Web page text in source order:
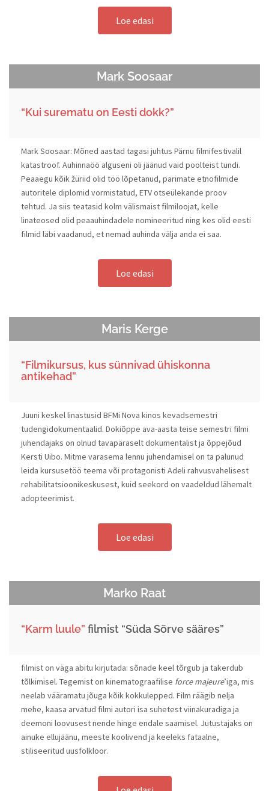
Loe edasi
Mark Soosaar
“Kui surematu on Eesti dokk?”
Mark Soosaar: Mõned aastad tagasi juhtus Pärnu filmifestivalil
katastroof. Auhinnaöö alguseni oli jäänud vaid poolteist tundi.
Peaaegu kõik žüriid olid töö lõpetanud, parimate etnofilmide
autoritele diplomid vormistatud, ETV otseülekande proov
tehtud. Ja siis teatasid kolm välismaist filmiloojat, kelle
linateosed olid peaauhindadele nomineeritud ning kes olid eesti
filmid läbi vaadanud, et nemad auhinda välja anda ei saa.
Loe edasi
Maris Kerge
“Filmikursus, kus sünnivad ühiskonna
antikehad”
Juuni keskel linastusid BFMi Nova kinos kevadsemestri
tudengidokumentaalid. Dokiõppe ava-aasta teise semestri filmi
juhendajaks on olnud tavapäraselt dokumentalist ja õppejõud
Kersti Uibo. Mitme varasema lennu juhendamisel on ta palunud
leida kursusetöö teema või protagonisti Adeli rahvusvahelisest
rehabilitatsioonikeskusest, kuid seekord on vaadeldud lähemalt
adopteerimist.
Loe edasi
Marko Raat
“Karm luule” filmist “Süda Sõrve sääres”​
filmist on väga abitu kirjutada: sõnade keel tõrgub ja takerdub
tõlkimisel. Tegemist on kinematograafilise force majeure’iga, mis
neelab vääramatu jõuga kõik kokkulepped. Film räägib nelja
mehe, kaasa arvatud filmi autori isa suhetest viinakuradiga ja
deemoni loovusest nende hinge endale saamisel. Jutustajaks on
ainuke ellujäänu, meeste koolivend ja keeleks fataalne,
stiliseeritud uusfolkloor.